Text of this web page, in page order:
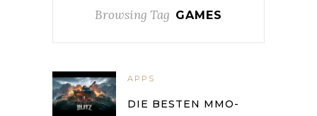
Browsing Tag GAMES
APPS
DIE BESTEN MMO-